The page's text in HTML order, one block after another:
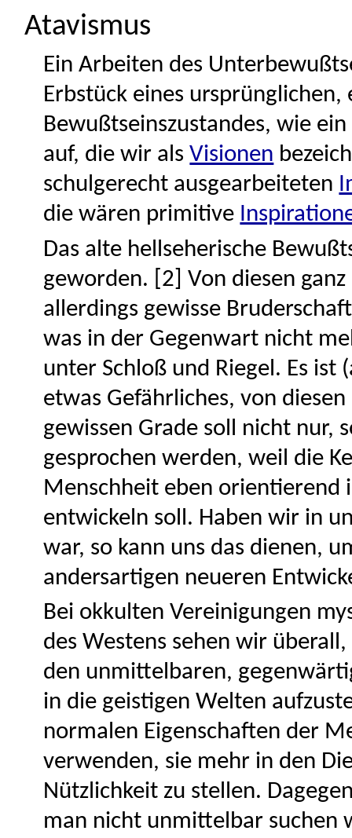
Atavismus
Ein Arbeiten des
Erbstück eines
Bewußtseinszustandes, wie
auf, die wir alsVisionen
schulgerecht ausgearbeiteten
die wären primitive
Das alte hellseherische
geworden. [2] Von diesen
allerdings gewisse
was in der Gegenwart nicht
unter Schloß und Riegel. Es ist
etwas Gefährliches, von
gewissen Grade soll nicht nur,
gesprochen werden, weil die
Menschheit eben orientierend
entwickeln soll. Haben wir in
war, so kann uns das dienen,
andersartigen neueren
Bei okkulten Vereinigungen
des Westens sehen wir
den unmittelbaren,
in die geistigen Welten
normalen Eigenschaften der
verwenden, sie mehr in den
Nützlichkeit zu stellen.
man nicht unmittelbar suchen